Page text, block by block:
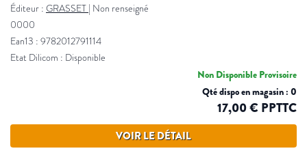
Éditeur : GRASSET | Non renseigné
0000
Ean13 : 9782012791114
Etat Dilicom : Disponible
Non Disponible Provisoire
Qté dispo en magasin : 0
17,00 € PPTTC
VOIR LE DÉTAIL